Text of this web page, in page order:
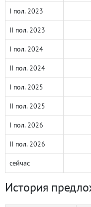
I пол. 2023
II пол. 2023
I пол. 2024
II пол. 2024
I пол. 2025
II пол. 2025
I пол. 2026
II пол. 2026
сейчас
История